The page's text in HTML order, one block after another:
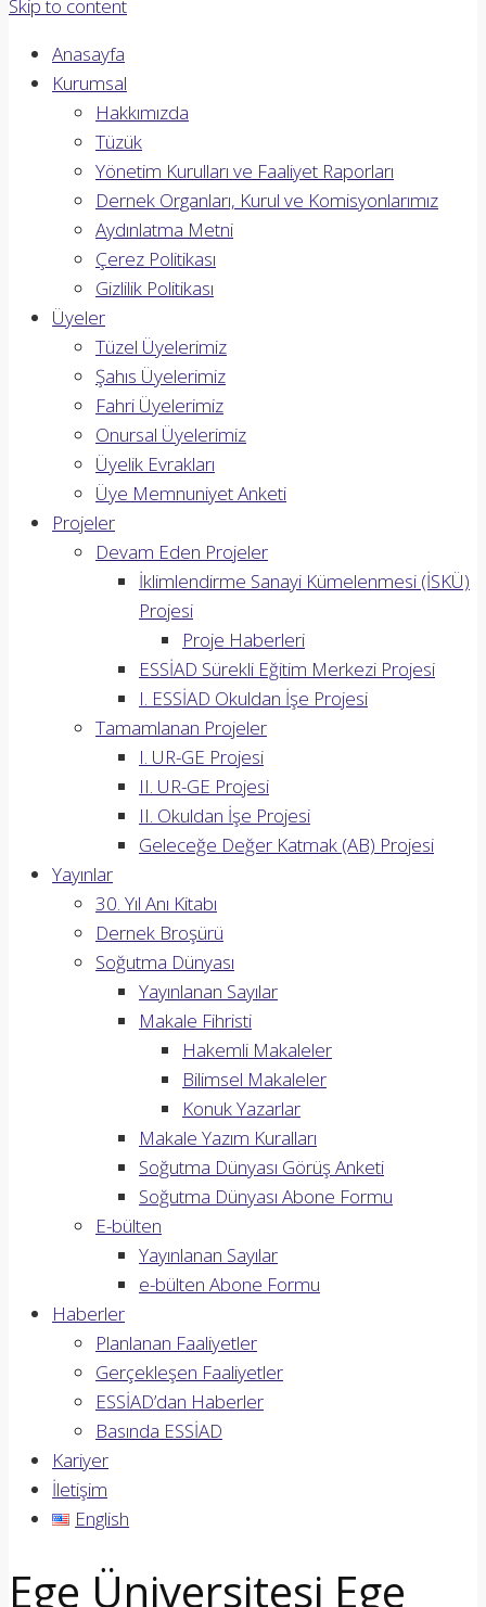
Skip to content
Anasayfa
Kurumsal
Hakkımızda
Tüzük
Yönetim Kurulları ve Faaliyet Raporları
Dernek Organları, Kurul ve Komisyonlarımız
Aydınlatma Metni
Çerez Politikası
Gizlilik Politikası
Üyeler
Tüzel Üyelerimiz
Şahıs Üyelerimiz
Fahri Üyelerimiz
Onursal Üyelerimiz
Üyelik Evrakları
Üye Memnuniyet Anketi
Projeler
Devam Eden Projeler
İklimlendirme Sanayi Kümelenmesi (İSKÜ)
Projesi
Proje Haberleri
ESSİAD Sürekli Eğitim Merkezi Projesi
I. ESSİAD Okuldan İşe Projesi
Tamamlanan Projeler
I. UR-GE Projesi
II. UR-GE Projesi
II. Okuldan İşe Projesi
Geleceğe Değer Katmak (AB) Projesi
Yayınlar
30. Yıl Anı Kitabı
Dernek Broşürü
Soğutma Dünyası
Yayınlanan Sayılar
Makale Fihristi
Hakemli Makaleler
Bilimsel Makaleler
Konuk Yazarlar
Makale Yazım Kuralları
Soğutma Dünyası Görüş Anketi
Soğutma Dünyası Abone Formu
E-bülten
Yayınlanan Sayılar
e-bülten Abone Formu
Haberler
Planlanan Faaliyetler
Gerçekleşen Faaliyetler
ESSİAD’dan Haberler
Basında ESSİAD
Kariyer
İletişim
English
Ege Üniversitesi Ege